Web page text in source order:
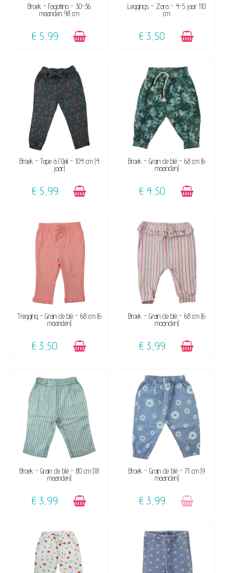
BESCHIKBAAR
Broek - Fagottino - 30-36
maanden 98 cm
€ 5,99
BESCHIKBAAR
Leggings - Zara - 4-5 jaar 110
cm
€ 3,50
BESCHIKBAAR
Broek - Tape à l'Oeil - 104 cm (4
jaar)
€ 5,99
BESCHIKBAAR
Broek - Grain de blé - 68 cm (6
maanden)
€ 4,50
BESCHIKBAAR
Tregging - Grain de blé - 68 cm (6
maanden)
€ 3,50
BESCHIKBAAR
Broek - Grain de blé - 68 cm (6
maanden)
€ 3,99
BESCHIKBAAR
Broek - Grain de blé - 80 cm (18
maanden)
€ 3,99
NIET OP VOORRAAD
Broek - Grain de blé - 71 cm (9
maanden)
€ 3,99